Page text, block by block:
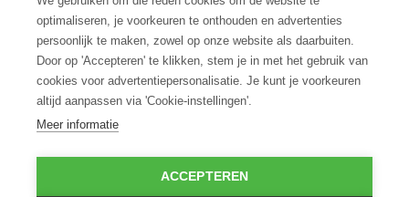
Disclaimer
Privacy Policy
Cookies
Cookie policy
optimaliseren, je voorkeuren te onthouden en advertenties
persoonlijk te maken, zowel op onze website als daarbuiten.
Door op 'Accepteren' te klikken, stem je in met het gebruik van
cookies voor advertentiepersonalisatie. Je kunt je voorkeuren
altijd aanpassen via 'Cookie-instellingen'.
Meer informatie
ACCEPTEREN